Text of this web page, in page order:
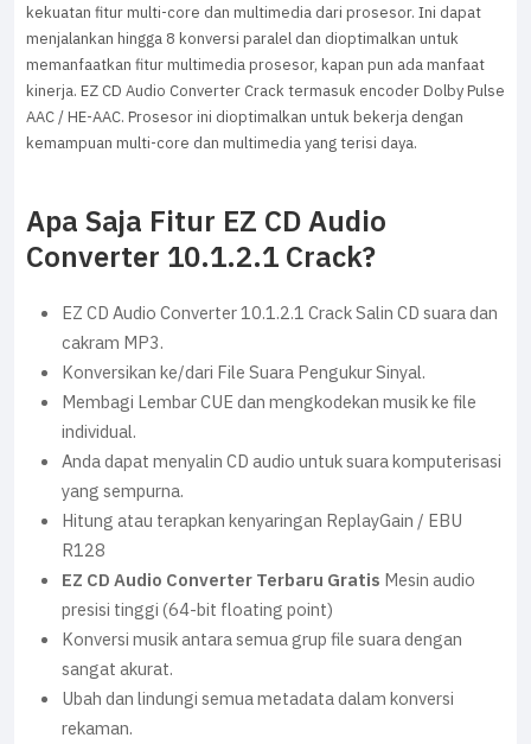
kekuatan fitur multi-core dan multimedia dari prosesor. Ini dapat
menjalankan hingga 8 konversi paralel dan dioptimalkan untuk
memanfaatkan fitur multimedia prosesor, kapan pun ada manfaat
kinerja. EZ CD Audio Converter Crack termasuk encoder Dolby Pulse
AAC / HE-AAC. Prosesor ini dioptimalkan untuk bekerja dengan
kemampuan multi-core dan multimedia yang terisi daya.
Apa Saja Fitur EZ CD Audio
Converter 10.1.2.1 Crack?
EZ CD Audio Converter 10.1.2.1 Crack Salin CD suara dan
cakram MP3.
Konversikan ke/dari File Suara Pengukur Sinyal.
Membagi Lembar CUE dan mengkodekan musik ke file
individual.
Anda dapat menyalin CD audio untuk suara komputerisasi
yang sempurna.
Hitung atau terapkan kenyaringan ReplayGain / EBU
R128
EZ CD Audio Converter Terbaru Gratis Mesin audio
presisi tinggi (64-bit floating point)
Konversi musik antara semua grup file suara dengan
sangat akurat.
Ubah dan lindungi semua metadata dalam konversi
rekaman.